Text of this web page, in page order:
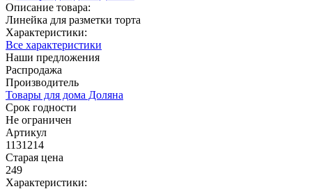
Описание товара:
Линейка для разметки торта
Характеристики:
Все характеристики
Наши предложения
Распродажа
Производитель
Товары для дома Доляна
Срок годности
Не ограничен
Артикул
1131214
Старая цена
249
Характеристики: